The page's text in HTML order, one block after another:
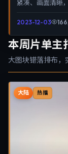
紧凑、画面清晰
2023-12-03
本周片单主
大图块错落排布，
大陆 热播